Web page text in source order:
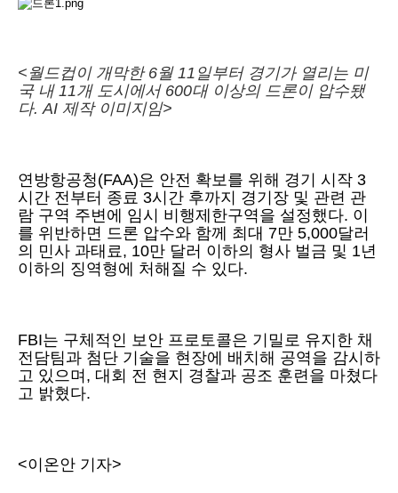
<월드컵이 개막한 6월 11일부터 경기가 열리는 미
국 내 11개 도시에서 600대 이상의 드론이 압수됐
다. AI 제작 이미지임>
연방항공청(FAA)은 안전 확보를 위해 경기 시작 3
시간 전부터 종료 3시간 후까지 경기장 및 관련 관
람 구역 주변에 임시 비행제한구역을 설정했다. 이
를 위반하면 드론 압수와 함께 최대 7만 5,000달러
의 민사 과태료, 10만 달러 이하의 형사 벌금 및 1년
이하의 징역형에 처해질 수 있다.
FBI는 구체적인 보안 프로토콜은 기밀로 유지한 채
전담팀과 첨단 기술을 현장에 배치해 공역을 감시하
고 있으며, 대회 전 현지 경찰과 공조 훈련을 마쳤다
고 밝혔다.
<이온안 기자>